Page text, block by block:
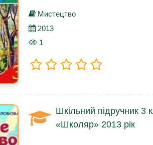
Мистецтво
2013
1
Шкільний підручник
«Школяр» 2013 рік